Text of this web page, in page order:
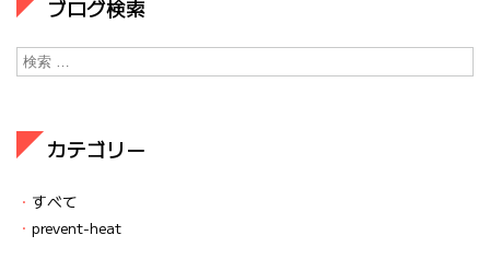
ブログ検索
カテゴリー
すべて
prevent-heat